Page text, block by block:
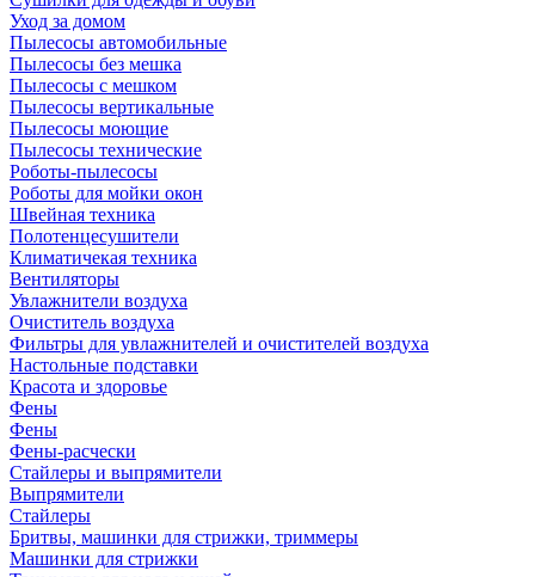
Уход за домом
Пылесосы автомобильные
Пылесосы без мешка
Пылесосы с мешком
Пылесосы вертикальные
Пылесосы моющие
Пылесосы технические
Роботы-пылесосы
Роботы для мойки окон
Швейная техника
Полотенцесушители
Климатичекая техника
Вентиляторы
Увлажнители воздуха
Очиститель воздуха
Фильтры для увлажнителей и очистителей воздуха
Настольные подставки
Красота и здоровье
Фены
Фены
Фены-расчески
Стайлеры и выпрямители
Выпрямители
Стайлеры
Бритвы, машинки для стрижки, триммеры
Машинки для стрижки